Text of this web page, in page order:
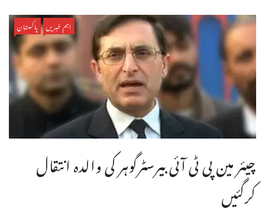
اہم خبریں پاکستان
چیئر مین پی ٹی آئی بیرسٹرگوہر کی والدہ انتقال
کرگئیں